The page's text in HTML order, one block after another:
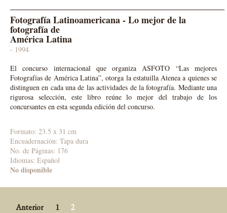
Fotografía Latinoamericana - Lo mejor de la
fotografía de
América Latina
- 1994
El concurso internacional que organiza ASFOTO “Las mejores
Fotografías de América Latina”, otorga la estatuilla Atenea a quienes se
distinguen en cada una de las actividades de la fotografía. Mediante una
rigurosa selección, este libro reúne lo mejor del trabajo de los
concursantes en esta segunda edición del concurso.
Formato: 23.5 x 31 cm
Encuadernación: Tapa dura
No. de Páginas: 176
Idiomas: Español
No disponible
Anterior 1 2